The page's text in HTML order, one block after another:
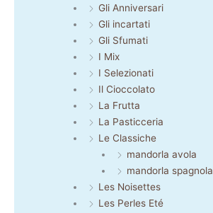
Gli Anniversari
Gli incartati
Gli Sfumati
I Mix
I Selezionati
Il Cioccolato
La Frutta
La Pasticceria
Le Classiche
mandorla avola
mandorla spagnola
Les Noisettes
Les Perles Eté